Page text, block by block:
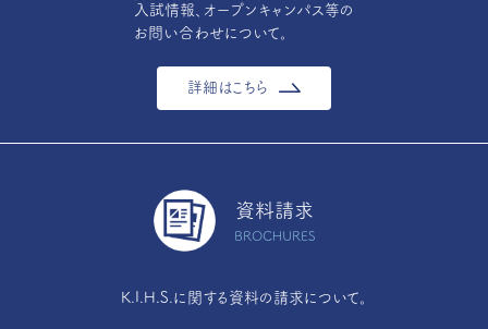
入試情報、オープンキャンパス等の
お問い合わせについて。
詳細はこちら
資料請求
BROCHURES
K.I.H.S.に関する資料の請求について。